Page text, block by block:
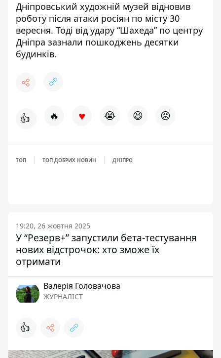
Дніпровський художній музей відновив
роботу після атаки росіян по місту 30
вересня. Тоді від удару “Шахеда” по центру
Дніпра зазнали пошкоджень десятки
будинків.
👍 🔥 ♥ 😭 😆 😡
ТОП ТОП ДОБРИХ НОВИН ДНІПРО
19:20, 26 жовтня 2025
У “Резерв+” запустили бета-тестування
нових відстрочок: хто зможе їх
отримати
Валерія Головачова
ЖУРНАЛІСТ
👍